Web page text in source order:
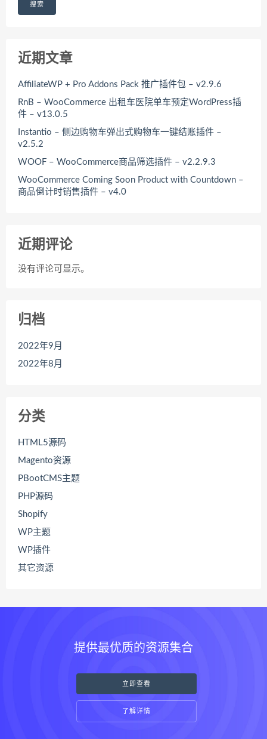
搜索
近期文章
AffiliateWP + Pro Addons Pack 推广插件包 – v2.9.6
RnB – WooCommerce 出租车医院单车预定WordPress插
件 – v13.0.5
Instantio – 侧边购物车弹出式购物车一键结账插件 –
v2.5.2
WOOF – WooCommerce商品筛选插件 – v2.2.9.3
WooCommerce Coming Soon Product with Countdown –
商品倒计时销售插件 – v4.0
近期评论
没有评论可显示。
归档
2022年9月
2022年8月
分类
HTML5源码
Magento资源
PBootCMS主题
PHP源码
Shopify
WP主题
WP插件
其它资源
提供最优质的资源集合
立即查看
了解详情